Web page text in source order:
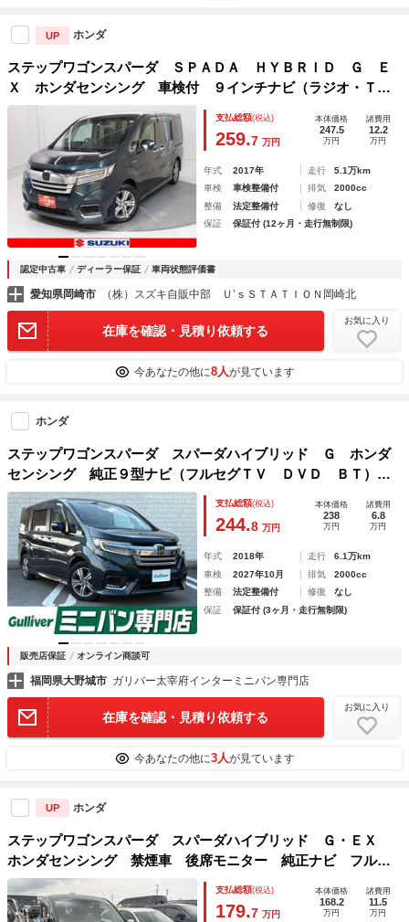
UP ホンダ
ステップワゴンスパーダ ＳＰＡＤＡ ＨＹＢＲＩＤ Ｇ Ｅ
Ｘ ホンダセンシング 車検付 ９インチナビ（ラジオ・Ｔ
Ｖ・ＣＤ・ＤＶＤ・Ｂｌｕｅｔｏｏｔｈ・ＭＳＶ・ＳＤ・ＵＳ
Ｂ） ＥＴＣ バックカメラ 後席モニター 衝突被害軽減ブ
レーキ ＬＥＤオートヘッドライト 後席両側電動スライドド
ア 取説
支払総額(税込)
259.7 万円
本体価格
247.5
万円
諸費用
12.2
万円
年式 2017年 走行
5.1万km
車検
車検整備付 排気
2000cc
整備
法定整備付 修復
なし
保証
保証付 (12ヶ月・走行無制限)
認定中古車 ディーラー保証 車両状態評価書
愛知県岡崎市 （株）スズキ自販中部 Ｕ’ｓＳＴＡＴＩＯＮ岡崎北
在庫を確認・見積り依頼する
お気に入り
今あなたの他に8人が見ています
ホンダ
ステップワゴンスパーダ スパーダハイブリッド Ｇ ホンダ
センシング 純正９型ナビ（フルセグＴＶ ＤＶＤ ＢＴ）
レーダークルーズコントロール 両側パワースライドドア Ｅ
ＴＣ ドライブレコーダー ＵＳＢポート サンシェード ブ
レーキオートホールド わくわゲート
支払総額(税込)
244.8 万円
本体価格
238
万円
諸費用
6.8
万円
年式 2018年 走行
6.1万km
車検
2027年10月 排気
2000cc
整備
法定整備付 修復
なし
保証
保証付 (3ヶ月・走行無制限)
販売店保証 オンライン商談可
福岡県大野城市 ガリバー太宰府インターミニバン専門店
在庫を確認・見積り依頼する
お気に入り
今あなたの他に3人が見ています
UP ホンダ
ステップワゴンスパーダ スパーダハイブリッド Ｇ・ＥＸ
ホンダセンシング 禁煙車 後席モニター 純正ナビ フルセ
グＴＶ バックカメラ 両側電動スライドドア ブラックハー
フレザーシート シートヒーター レーダークルーズコントロ
支払総額(税込)
179.7 万円
本体価格
168.2
万円
諸費用
11.5
万円